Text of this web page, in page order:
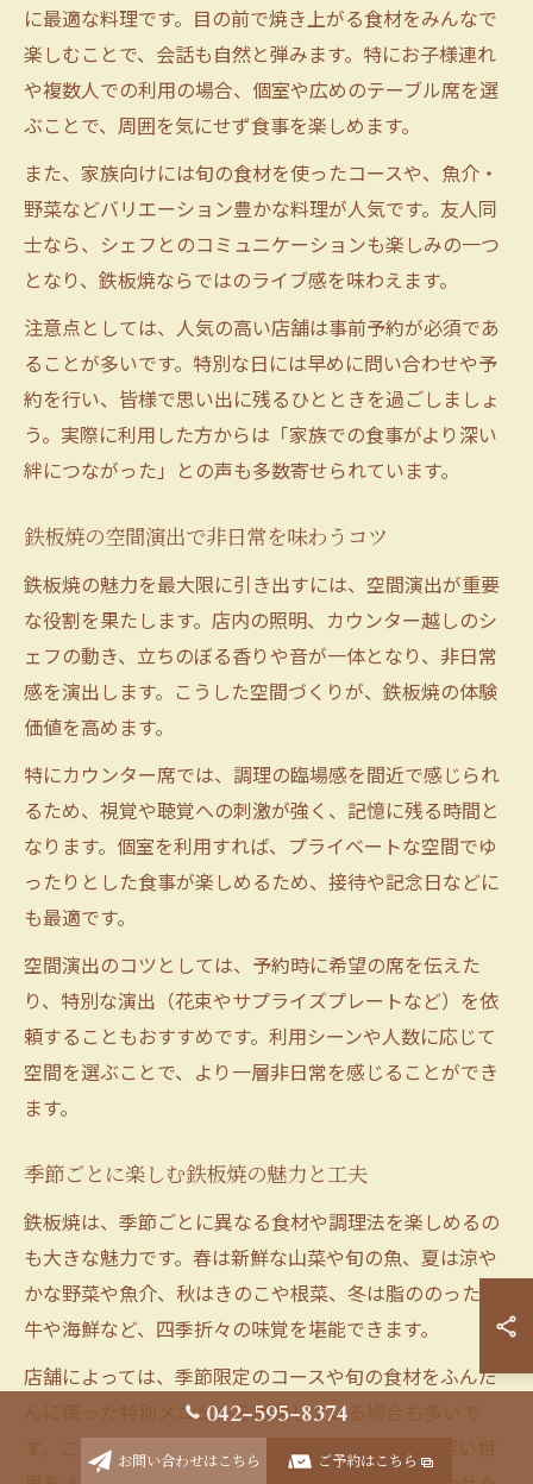
に最適な料理です。目の前で焼き上がる食材をみんなで
楽しむことで、会話も自然と弾みます。特にお子様連れ
や複数人での利用の場合、個室や広めのテーブル席を選
ぶことで、周囲を気にせず食事を楽しめます。
また、家族向けには旬の食材を使ったコースや、魚介・
野菜などバリエーション豊かな料理が人気です。友人同
士なら、シェフとのコミュニケーションも楽しみの一つ
となり、鉄板焼ならではのライブ感を味わえます。
注意点としては、人気の高い店舗は事前予約が必須であ
ることが多いです。特別な日には早めに問い合わせや予
約を行い、皆様で思い出に残るひとときを過ごしましょ
う。実際に利用した方からは「家族での食事がより深い
絆につながった」との声も多数寄せられています。
鉄板焼の空間演出で非日常を味わうコツ
鉄板焼の魅力を最大限に引き出すには、空間演出が重要
な役割を果たします。店内の照明、カウンター越しのシ
ェフの動き、立ちのぼる香りや音が一体となり、非日常
感を演出します。こうした空間づくりが、鉄板焼の体験
価値を高めます。
特にカウンター席では、調理の臨場感を間近で感じられ
るため、視覚や聴覚への刺激が強く、記憶に残る時間と
なります。個室を利用すれば、プライベートな空間でゆ
ったりとした食事が楽しめるため、接待や記念日などに
も最適です。
空間演出のコツとしては、予約時に希望の席を伝えた
り、特別な演出（花束やサプライズプレートなど）を依
頼することもおすすめです。利用シーンや人数に応じて
空間を選ぶことで、より一層非日常を感じることができ
ます。
季節ごとに楽しむ鉄板焼の魅力と工夫
鉄板焼は、季節ごとに異なる食材や調理法を楽しめるの
も大きな魅力です。春は新鮮な山菜や旬の魚、夏は涼や
かな野菜や魚介、秋はきのこや根菜、冬は脂ののった和
牛や海鮮など、四季折々の味覚を堪能できます。
店舗によっては、季節限定のコースや旬の食材をふんだ
んに使った特別メニューを用意している場合も多いで
す。こうしたメニューを選ぶことで、鉄板焼の奥深い世
042-595-8374
お問い合わせはこちら ご予約はこちら